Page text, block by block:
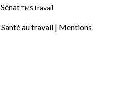
Sénat TMS travail
au travail | Mentions